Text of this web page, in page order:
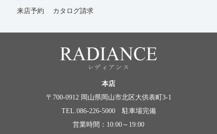
来店予約 カタログ請求
本店
〒700-0912 岡山県岡山市北区大供表町3-1
TEL.086-226-5000 駐車場完備
営業時間：10:00～19:00